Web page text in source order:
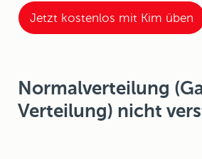
Jetzt kostenlos mit Kim üben
Normalverteilung
Verteilung) nicht